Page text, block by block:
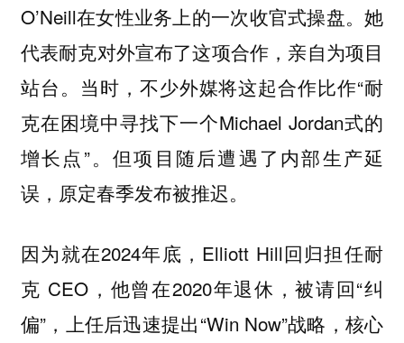
O’Neill在女性业务上的一次收官式操盘。她
代表耐克对外宣布了这项合作，亲自为项目
站台。当时，不少外媒将这起合作比作“耐
克在困境中寻找下一个Michael Jordan式的
增长点”。但项目随后遭遇了内部生产延
误，原定春季发布被推迟。
因为就在2024年底，Elliott Hill回归担任耐
克 CEO，他曾在2020年退休，被请回“纠
偏”，上任后迅速提出“Win Now”战略，核心